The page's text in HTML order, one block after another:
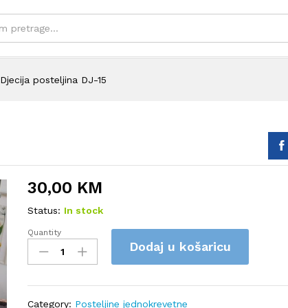
Djecija posteljina DJ-15
30,00 KM
Status: In stock
Djecija
posteljina
DJ-
Quantity
Dodaj u košaricu
Category: Posteljine jednokrevetne